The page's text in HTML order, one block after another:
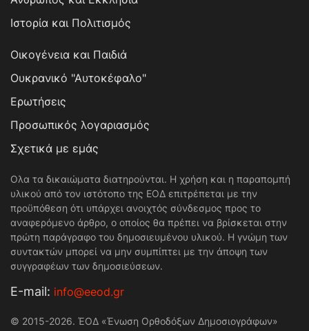
Ιστορία και Πολιτισμός
Οικογένεια και Παιδιά
Ουκρανικό "Αυτοκέφαλο"
Ερωτήσεις
Προσωπικός λογαριασμός
Σχετικά με εμάς
Ολα τα δικαιώματα διατηρούνται. Η χρήση και η παραπομπή
υλικού από τον ιστότοπο της ΕΟΔ επιτρέπεται με την
προϋπόθεση ότι υπάρχει ανοιχτός σύνδεσμος προς το
αναφερόμενο άρθρο, ο οποίος θα πρέπει να βρίσκεται στην
πρώτη παράγραφο του δημοσιευμένου υλικού. Η γνώμη των
συντακτών μπορεί να μην συμπίπτει με την άποψη των
συγγραφέων των δημοσιεύσεων.
Е-mail: info@eeod.gr
© 2015-2026. ΈΟΔ «Ένωση Ορθοδόξων Δημοσιογράφων»